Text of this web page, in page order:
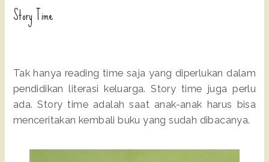
Story Time
Tak hanya reading time saja yang diperlukan dalam
pendidikan literasi keluarga. Story time juga perlu
ada. Story time adalah saat anak-anak harus bisa
menceritakan kembali buku yang sudah dibacanya.